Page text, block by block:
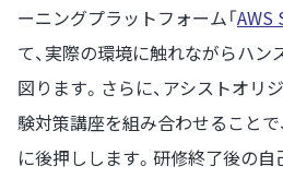
ーニングプラットフォーム「
て、実際の環境に触れながらハ
図ります。さらに、アシストオリ
験対策講座を組み合わせること
に後押しします。研修終了後の自